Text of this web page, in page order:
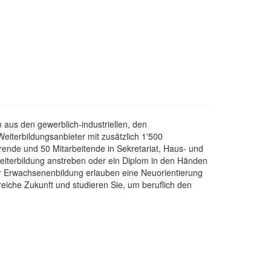
den gewerblich-industriellen, den
mit zusätzlich 1'500
und 50 Mitarbeitende in Sekretariat, Haus- und
anstreben oder ein Diplom in den Händen
erlauben eine Neuorientierung
Zukunft und studieren Sie, um beruflich den